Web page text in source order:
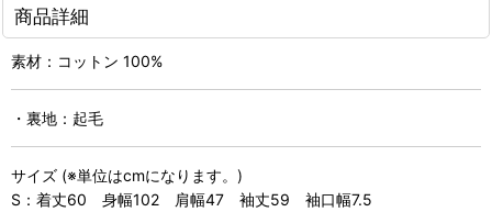
商品詳細
素材：コットン 100%
・裏地：起毛
サイズ (※単位はcmになります。)
S：着丈60 身幅102 肩幅47 袖丈59 袖口幅7.5